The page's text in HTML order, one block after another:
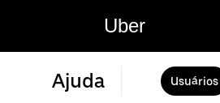
Uber
Ajuda Usuários